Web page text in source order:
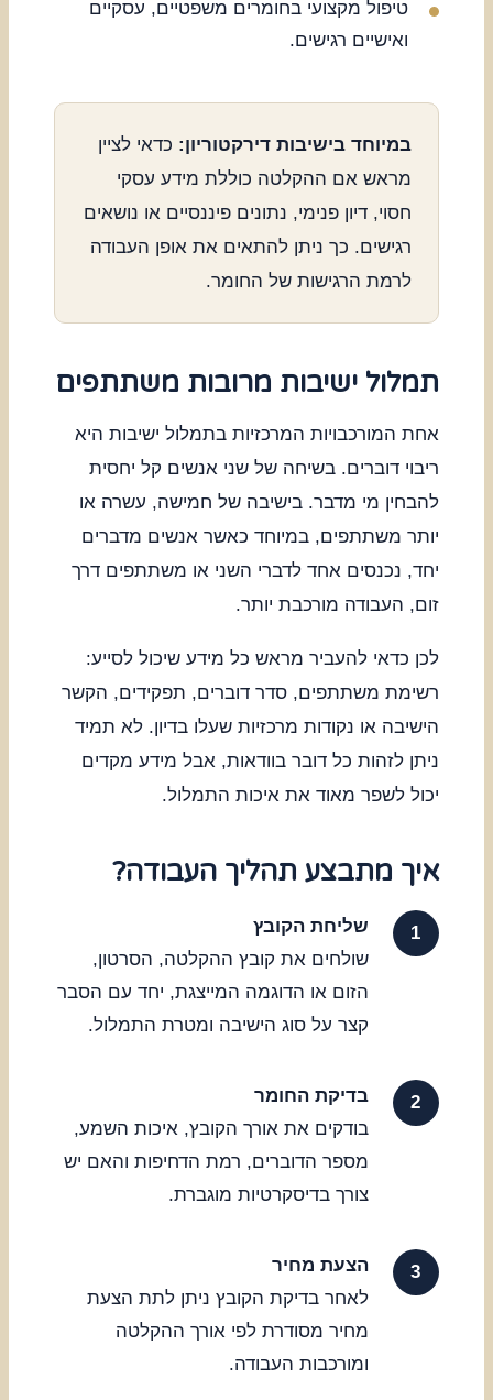
טיפול מקצועי בחומרים משפטיים, עסקיים
ואישיים רגישים.
במיוחד בישיבות דירקטוריון: כדאי לציין
מראש אם ההקלטה כוללת מידע עסקי
חסוי, דיון פנימי, נתונים פיננסיים או נושאים
רגישים. כך ניתן להתאים את אופן העבודה
לרמת הרגישות של החומר.
תמלול ישיבות מרובות משתתפים
אחת המורכבויות המרכזיות בתמלול ישיבות היא
ריבוי דוברים. בשיחה של שני אנשים קל יחסית
להבחין מי מדבר. בישיבה של חמישה, עשרה או
יותר משתתפים, במיוחד כאשר אנשים מדברים
יחד, נכנסים אחד לדברי השני או משתתפים דרך
זום, העבודה מורכבת יותר.
לכן כדאי להעביר מראש כל מידע שיכול לסייע:
רשימת משתתפים, סדר דוברים, תפקידים, הקשר
הישיבה או נקודות מרכזיות שעלו בדיון. לא תמיד
ניתן לזהות כל דובר בוודאות, אבל מידע מקדים
יכול לשפר מאוד את איכות התמלול.
איך מתבצע תהליך העבודה?
שליחת הקובץ
שולחים את קובץ ההקלטה, הסרטון,
הזום או הדוגמה המייצגת, יחד עם הסבר
קצר על סוג הישיבה ומטרת התמלול.
בדיקת החומר
בודקים את אורך הקובץ, איכות השמע,
מספר הדוברים, רמת הדחיפות והאם יש
צורך בדיסקרטיות מוגברת.
הצעת מחיר
לאחר בדיקת הקובץ ניתן לתת הצעת
מחיר מסודרת לפי אורך ההקלטה
ומורכבות העבודה.